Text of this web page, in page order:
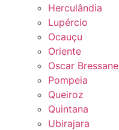
Herculândia
Lupércio
Ocauçu
Oriente
Oscar Bressane
Pompeia
Queiroz
Quintana
Ubirajara